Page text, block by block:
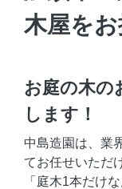
木屋を
お庭の木の
します！
中島造園は、業
てお任せいただ
「庭木1本だけ